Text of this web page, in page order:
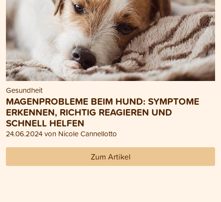
Gesundheit
MAGENPROBLEME BEIM HUND: SYMPTOME
ERKENNEN, RICHTIG REAGIEREN UND
SCHNELL HELFEN
24.06.2024 von Nicole Cannellotto
Zum Artikel